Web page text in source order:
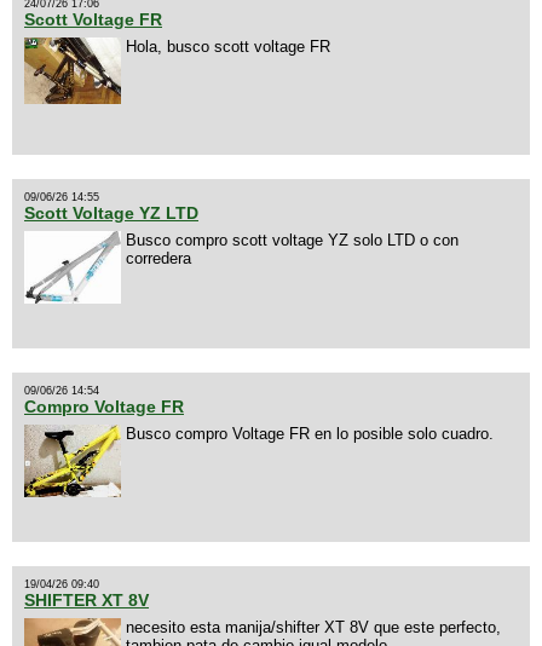
24/07/26 17:06
Scott Voltage FR
Hola, busco scott voltage FR
09/06/26 14:55
Scott Voltage YZ LTD
Busco compro scott voltage YZ solo LTD o con
corredera
09/06/26 14:54
Compro Voltage FR
Busco compro Voltage FR en lo posible solo cuadro.
19/04/26 09:40
SHIFTER XT 8V
necesito esta manija/shifter XT 8V que este perfecto,